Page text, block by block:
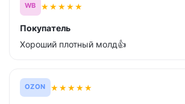
WB ★★★★★
Покупатель
Хороший плотный молд👍
OZON ★★★★★